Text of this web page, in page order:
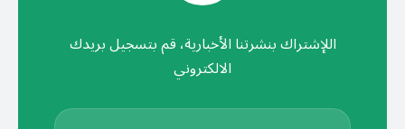
اللإشتراك بنشرتنا الأخبارية، قم بتسجيل بريدك
الالكتروني